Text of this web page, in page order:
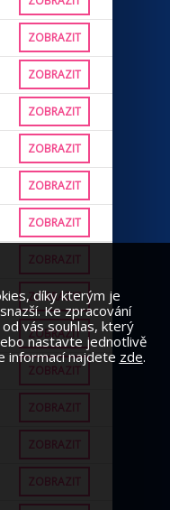
ZOBRAZIT
ZOBRAZIT
ZOBRAZIT
ZOBRAZIT
ZOBRAZIT
ZOBRAZIT
ZOBRAZIT
ZOBRAZIT
ZOBRAZIT
ZOBRAZIT
ZOBRAZIT
ZOBRAZIT
ZOBRAZIT
díky kterým je
Ke zpracování
vás souhlas, který
nastavte jednotlivě
informací najdete zde.